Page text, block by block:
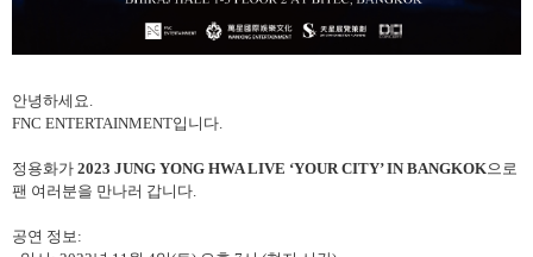
안녕하세요.
FNC ENTERTAINMENT입니다.
정용화가 2023 JUNG YONG HWA LIVE ‘YOUR CITY’ IN BANGKOK으로
팬 여러분을 만나러 갑니다.
공연 정보: